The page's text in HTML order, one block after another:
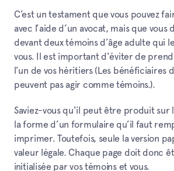
C’est un testament que vous pouvez
avec l’aide d’un avocat, mais que vous
devant deux témoins d’âge adulte qui
vous. Il est important d'éviter de
l’un de vos héritiers (Les bénéficiaires
peuvent pas agir comme témoins.).
Saviez-vous qu'il peut être produit sur
la forme d’un formulaire qu’il faut
imprimer. Toutefois, seule la version
valeur légale. Chaque page doit donc
initialisée par vos témoins et vous.